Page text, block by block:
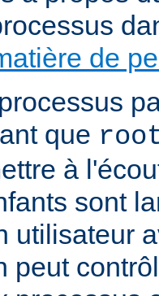
de
que
à
sont
utilisateur
peut